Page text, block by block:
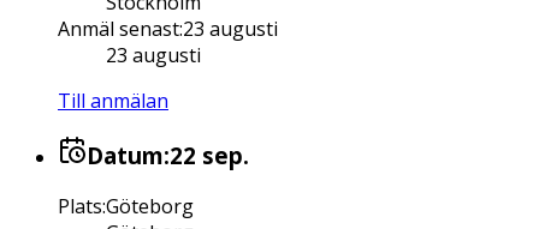
Anmäl senast:23 augusti
23 augusti
Till anmälan
Datum:22 sep.
Plats:Göteborg